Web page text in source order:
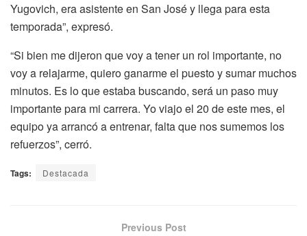
Yugovich, era asistente en San José y llega para esta
temporada”, expresó.
“Si bien me dijeron que voy a tener un rol importante, no
voy a relajarme, quiero ganarme el puesto y sumar muchos
minutos. Es lo que estaba buscando, será un paso muy
importante para mi carrera. Yo viajo el 20 de este mes, el
equipo ya arrancó a entrenar, falta que nos sumemos los
refuerzos”, cerró.
Tags: Destacada
Previous Post